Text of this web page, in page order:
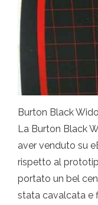
Burton Black
La Burton Black
aver venduto su
rispetto al
portato un bel
stata cavalcata e